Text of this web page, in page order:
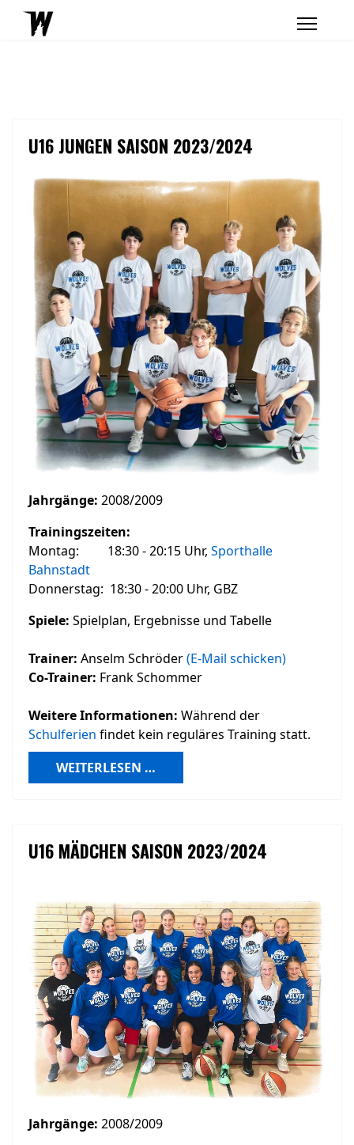
U16 JUNGEN SAISON 2023/2024
Jahrgänge: 2008/2009
Trainingszeiten:
Montag: 18:30 - 20:15 Uhr, Sporthalle
Bahnstadt
Donnerstag: 18:30 - 20:00 Uhr, GBZ
Spiele: Spielplan, Ergebnisse und Tabelle
Trainer: Anselm Schröder(E-Mail schicken)
Co-Trainer: Frank Schommer
Weitere Informationen: Während der
Schulferien findet kein reguläres Training statt.
WEITERLESEN …
U16 MÄDCHEN SAISON 2023/2024
Jahrgänge: 2008/2009